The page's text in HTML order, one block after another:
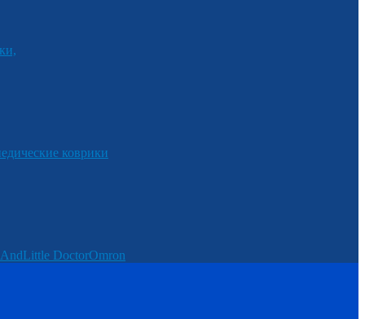
коврики
AndLittle DoctorOmron